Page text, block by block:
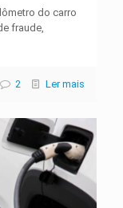
do carro
fraude,
2 Ler mais